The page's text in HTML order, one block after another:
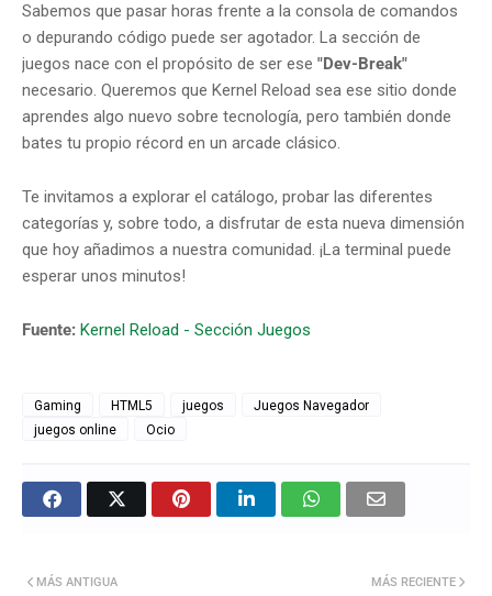
Sabemos que pasar horas frente a la consola de comandos
o depurando código puede ser agotador. La sección de
juegos nace con el propósito de ser ese "Dev-Break"
necesario. Queremos que Kernel Reload sea ese sitio donde
aprendes algo nuevo sobre tecnología, pero también donde
bates tu propio récord en un arcade clásico.
Te invitamos a explorar el catálogo, probar las diferentes
categorías y, sobre todo, a disfrutar de esta nueva dimensión
que hoy añadimos a nuestra comunidad. ¡La terminal puede
esperar unos minutos!
Fuente: Kernel Reload - Sección Juegos
Gaming HTML5 juegos
Juegos Navegador
juegos online
Ocio
MÁS RECIENTE
MÁS ANTIGUA